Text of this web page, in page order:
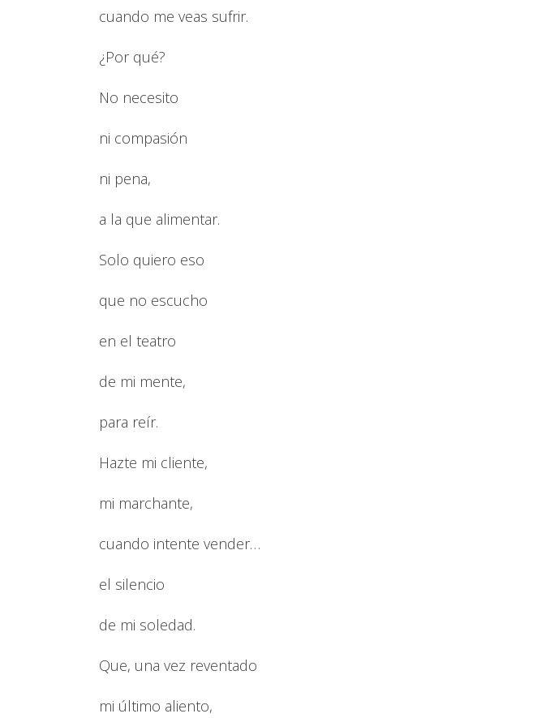
cuando me veas sufrir.
¿Por qué?
No necesito
ni compasión
ni pena,
a la que alimentar.
Solo quiero eso
que no escucho
en el teatro
de mi mente,
para reír.
Hazte mi cliente,
mi marchante,
cuando intente vender…
el silencio
de mi soledad.
Que, una vez reventado
mi último aliento,